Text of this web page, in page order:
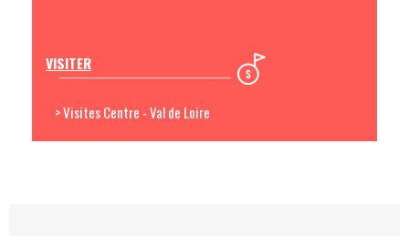
VISITER
> Visites Centre - Val de Loire